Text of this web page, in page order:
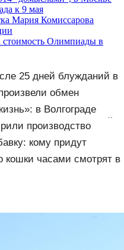
к 9 мая
Мария Комиссарова
стоимость Олимпиады в
25 дней блужданий в
обмен
в Волгограде
реаниматолог высшей
производство
кому придут
сентября
кошки часами смотрят в